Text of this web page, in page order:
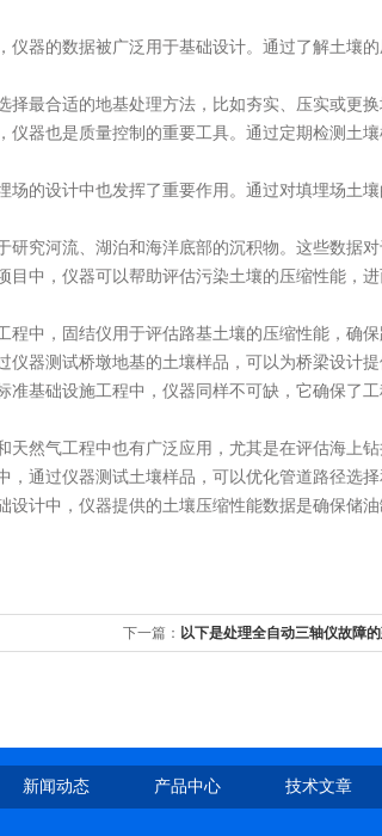
器的数据被广泛用于基础设计。通过了解土壤
合适的地基处理方法，比如夯实、压实或更换
也是质量控制的重要工具。通过定期检测土壤
的设计中也发挥了重要作用。通过对填埋场土
河流、湖泊和海洋底部的沉积物。这些数据对
，仪器可以帮助评估污染土壤的压缩性能，进
，固结仪用于评估路基土壤的压缩性能，确保
器测试桥墩地基的土壤样品，可以为桥梁设计提
基础设施工程中，仪器同样不可缺，它确保了工
然气工程中也有广泛应用，尤其是在评估海上钻
通过仪器测试土壤样品，可以优化管道路径选择
计中，仪器提供的土壤压缩性能数据是确保储油
下一篇： 以下是处理全自动三轴仪故障
新闻动态 产品中心 技术文章